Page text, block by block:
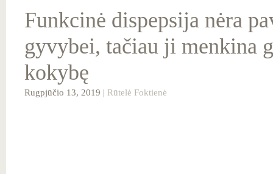
Funkcinė dispepsija nėra
gyvybei, tačiau ji menkina
kokybę
Rugpjūčio 13, 2019 | Rūtelė Foktienė